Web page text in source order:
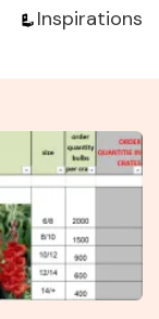
Inspirations